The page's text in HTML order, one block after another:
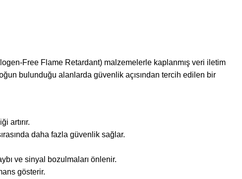
Free Flame Retardant) malzemelerle kaplanmış veri iletim
bulunduğu alanlarda güvenlik açısından tercih edilen bir
artırır.
daha fazla güvenlik sağlar.
ve sinyal bozulmaları önlenir.
gösterir.